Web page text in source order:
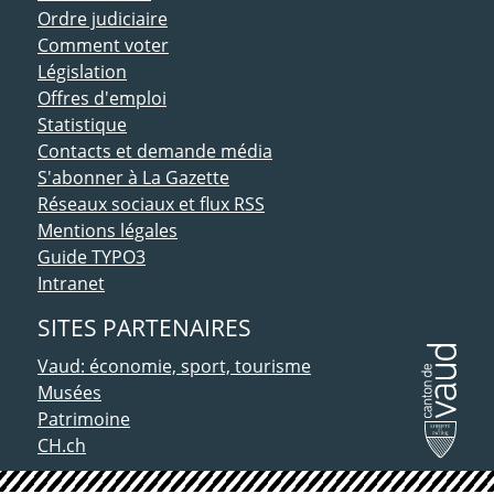
Ordre judiciaire
Comment voter
Législation
Offres d'emploi
Statistique
Contacts et demande média
S'abonner à La Gazette
Réseaux sociaux et flux RSS
Mentions légales
Guide TYPO3
Intranet
SITES PARTENAIRES
Vaud: économie, sport, tourisme
Musées
Patrimoine
CH.ch